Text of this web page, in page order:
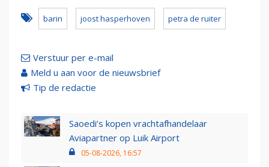
barin joost hasperhoven petra de ruiter
Verstuur per e-mail
Meld u aan voor de nieuwsbrief
Tip de redactie
Saoedi’s kopen vrachtafhandelaar
Aviapartner op Luik Airport
05-08-2026, 16:57